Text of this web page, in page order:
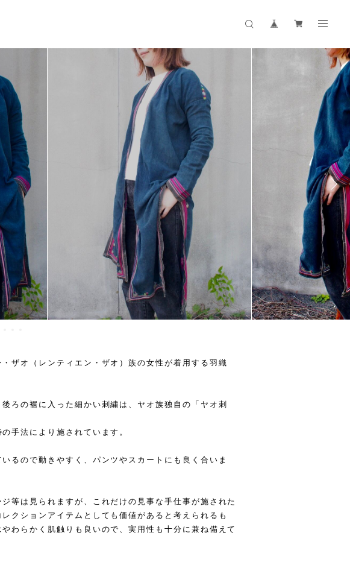
ザオ（レンティエン・ザオ）族の女性が着用する羽織
ろの裾に入った細かい刺繍は、ヤオ族独自の「ヤオ刺
手法により施されています。
るので動きやすく、パンツやスカートにも良く合いま
等は見られますが、これだけの見事な手仕事が施された
クションアイテムとしても価値があると考えられるも
わらかく肌触りも良いので、実用性も十分に兼ね備えて